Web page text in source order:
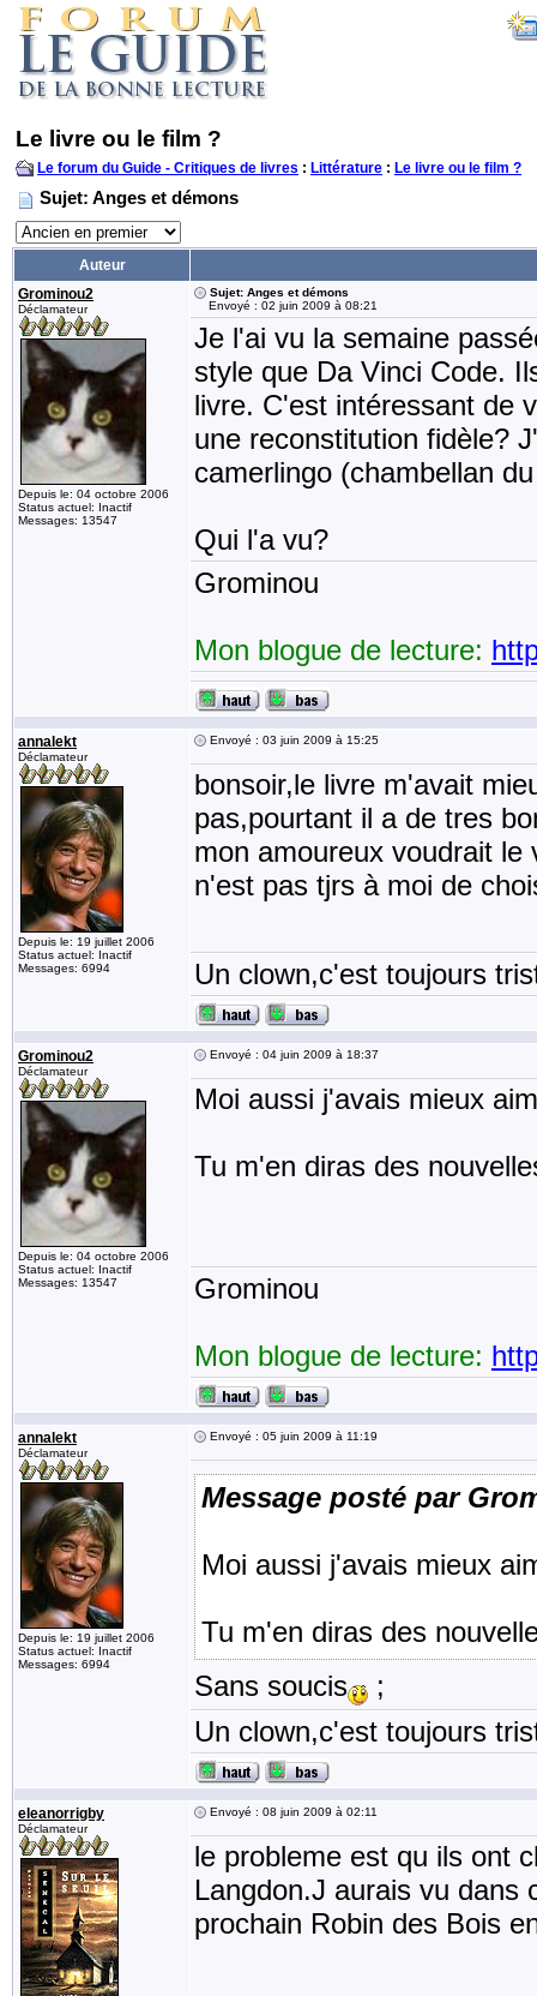
Le livre ou le film ?
Le forum du Guide - Critiques de livres : Littérature : Le livre ou le film ?
Sujet: Anges et démons
Auteur
Grominou2
Déclamateur
Depuis le: 04 octobre 2006
Status actuel: Inactif
Messages: 13547
Sujet: Anges et démons
Envoyé : 02 juin 2009 à 08:21
Je l'ai vu la semaine
style que Da Vinci Code.
livre. C'est intéressant de
une reconstitution fidèle?
camerlingo (chambellan
Qui l'a vu?
Grominou
Mon blogue de lecture:
annalekt
Déclamateur
Depuis le: 19 juillet 2006
Status actuel: Inactif
Messages: 6994
Envoyé : 03 juin 2009 à 15:25
bonsoir,le livre m'avait
pas,pourtant il a de tres
mon amoureux voudrait le
n'est pas tjrs à moi de
Un clown,c'est toujours
Grominou2
Déclamateur
Depuis le: 04 octobre 2006
Status actuel: Inactif
Messages: 13547
Envoyé : 04 juin 2009 à 18:37
Moi aussi j'avais mieux
Tu m'en diras des
Grominou
Mon blogue de lecture:
annalekt
Déclamateur
Depuis le: 19 juillet 2006
Status actuel: Inactif
Messages: 6994
Envoyé : 05 juin 2009 à 11:19
Message posté par
Moi aussi j'avais mieux
Tu m'en diras des
Sans soucis
;
Un clown,c'est toujours
eleanorrigby
Déclamateur
Envoyé : 08 juin 2009 à 02:11
le probleme est qu ils ont
Langdon.J aurais vu dans
prochain Robin des Bois